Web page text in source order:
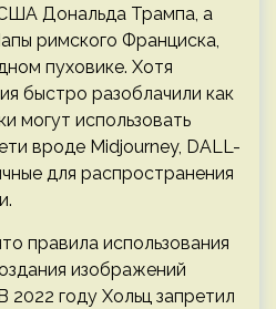
Дональда Трампа, а
римского Франциска,
пуховике. Хотя
быстро разоблачили как
могут использовать
вроде Midjourney, DALL-
для распространения
правила использования
изображений
году Хольц запретил